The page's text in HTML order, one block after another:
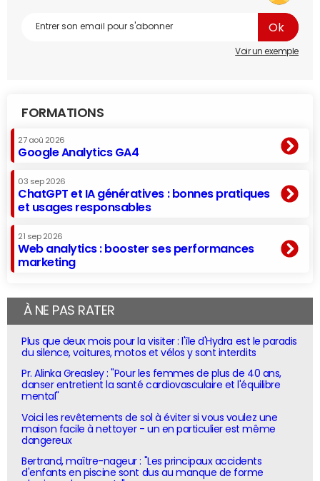
Voir un exemple
FORMATIONS
27 aoû 2026
Google Analytics GA4
03 sep 2026
ChatGPT et IA génératives : bonnes pratiques
et usages responsables
21 sep 2026
Web analytics : booster ses performances
marketing
À NE PAS RATER
Plus que deux mois pour la visiter : l'île d'Hydra est le paradis
du silence, voitures, motos et vélos y sont interdits
Pr. Alinka Greasley : "Pour les femmes de plus de 40 ans,
danser entretient la santé cardiovasculaire et l'équilibre
mental"
Voici les revêtements de sol à éviter si vous voulez une
maison facile à nettoyer - un en particulier est même
dangereux
Bertrand, maître-nageur : "Les principaux accidents
d'enfants en piscine sont dus au manque de forme